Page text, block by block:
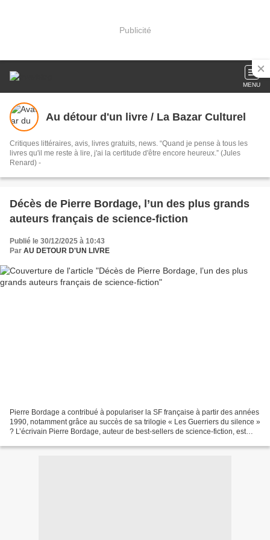
Publicité
MENU
Au détour d'un livre / La Bazar Culturel
Critiques littéraires, avis, livres gratuits, news. “Quand je pense à tous les
livres qu'il me reste à lire, j'ai la certitude d'être encore heureux.” (Jules
Renard) -
Décès de Pierre Bordage, l’un des plus grands
auteurs français de science-fiction
Publié le 30/12/2025 à 10:43
Par AU DETOUR D'UN LIVRE
Pierre Bordage a contribué à populariser la SF française à partir des années
1990, notamment grâce au succès de sa trilogie « Les Guerriers du silence »
? L’écrivain Pierre Bordage, auteur de best-sellers de science-fiction, est